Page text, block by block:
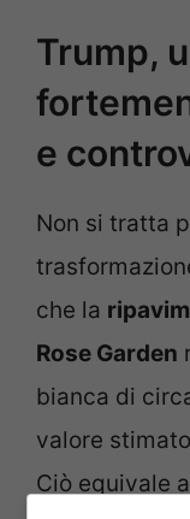
Trump,
e
Non si tratta
che la
Rose Garden
bianca di
valore
Ciò equivale